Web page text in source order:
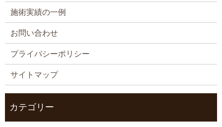
施術実績の一例
お問い合わせ
プライバシーポリシー
サイトマップ
カテゴリー